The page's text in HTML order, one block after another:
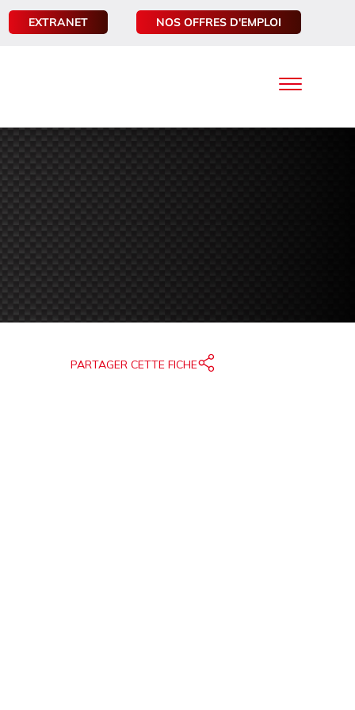
EXTRANET NOS OFFRES D'EMPLOI
PARTAGER CETTE FICHE